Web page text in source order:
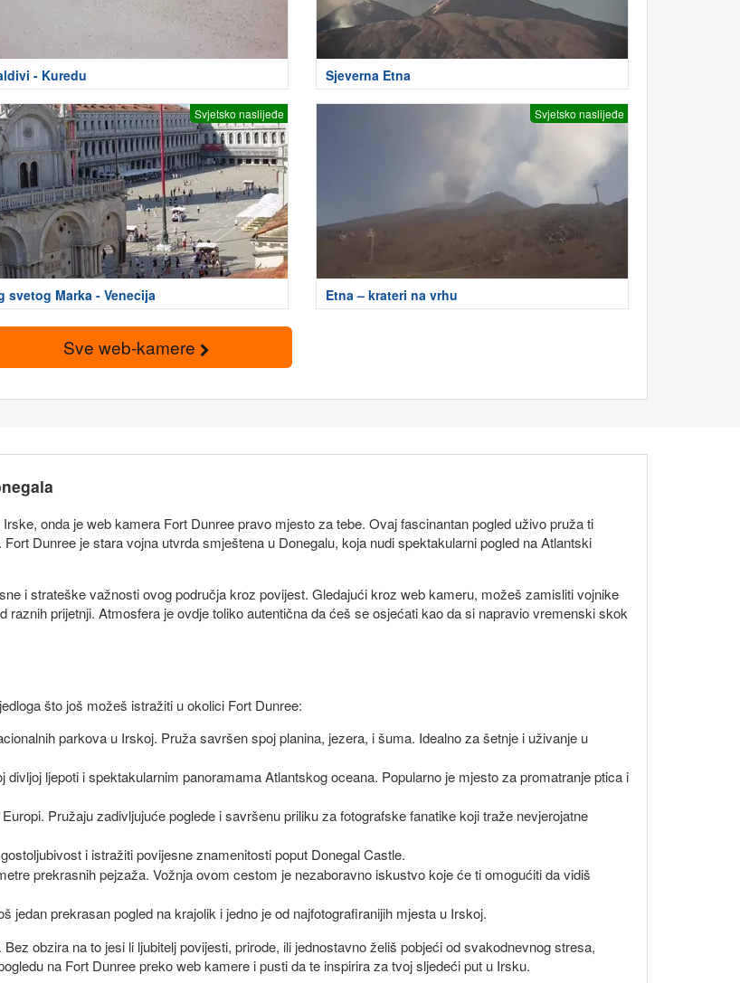
- Kuredu Sjeverna Etna
Svjetsko naslijeđe
svetog Marka - Venecija
Svjetsko naslijeđe
Etna – krateri na vrhu
Sve web-kamere
onda je web kamera Fort Dunree pravo mjesto za tebe. Ovaj fascinantan pogled uživo pruža ti
Dunree je stara vojna utvrda smještena u Donegalu, koja nudi spektakularni pogled na Atlantski
i strateške važnosti ovog područja kroz povijest. Gledajući kroz web kameru, možeš zamisliti vojnike
prijetnji. Atmosfera je ovdje toliko autentična da ćeš se osjećati kao da si napravio vremenski skok
što još možeš istražiti u okolici Fort Dunree:
parkova u Irskoj. Pruža savršen spoj planina, jezera, i šuma. Idealno za šetnje i uživanje u
ljepoti i spektakularnim panoramama Atlantskog oceana. Popularno je mjesto za promatranje ptica i
Pružaju zadivljujuće poglede i savršenu priliku za fotografske fanatike koji traže nevjerojatne
i istražiti povijesne znamenitosti poput Donegal Castle.
prekrasnih pejzaža. Vožnja ovom cestom je nezaboravno iskustvo koje će ti omogućiti da vidiš
jedan prekrasan pogled na krajolik i jedno je od najfotografiranijih mjesta u Irskoj.
obzira na to jesi li ljubitelj povijesti, prirode, ili jednostavno želiš pobjeći od svakodnevnog stresa,
na Fort Dunree preko web kamere i pusti da te inspirira za tvoj sljedeći put u Irsku.